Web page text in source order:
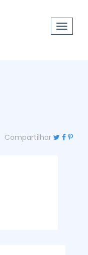
Toggle
Compartilhar